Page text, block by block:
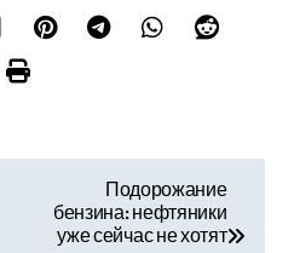
Подорожание
бензина: нефтяники
уже сейчас не хотят